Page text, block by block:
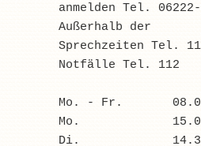
anmelden Tel.
Außerhalb der
Sprechzeiten Tel.
Notfälle Tel. 112
Mo. - Fr.
Mo.
Di.